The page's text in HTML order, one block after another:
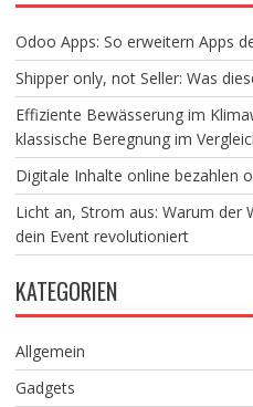
Odoo Apps: So erweitern Apps
Shipper only, not Seller: Was
Effiziente Bewässerung im
klassische Beregnung im
Digitale Inhalte online bezahlen
Licht an, Strom aus: Warum der
dein Event revolutioniert
KATEGORIEN
Allgemein
Gadgets